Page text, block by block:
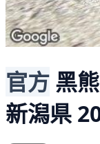
官方 黑熊
新潟県